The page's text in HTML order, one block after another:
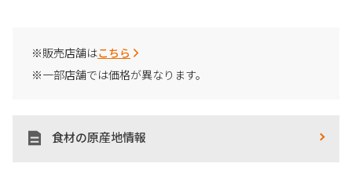
※販売店舗はこちら
※一部店舗では価格が異なります。
食材の原産地情報